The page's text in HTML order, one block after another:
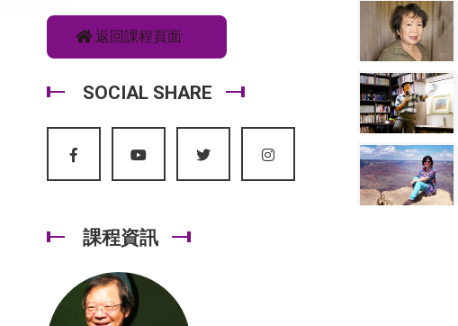
返回課程頁面
SOCIAL SHARE
課程資訊